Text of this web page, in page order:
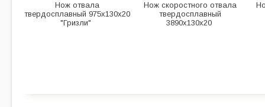
Нож отвала
твердосплавный 975х130х20
"Гризли"
Нож скоростного отвала
твердосплавный
3890х130х20